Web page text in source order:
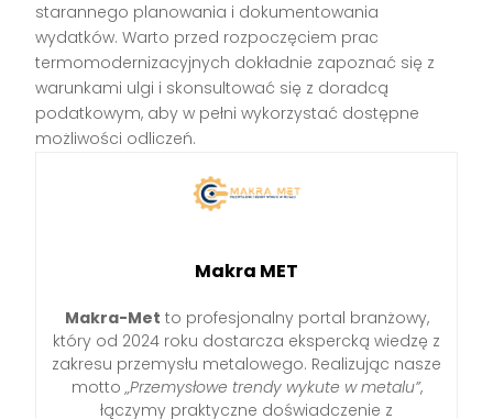
starannego planowania i dokumentowania
wydatków. Warto przed rozpoczęciem prac
termomodernizacyjnych dokładnie zapoznać się z
warunkami ulgi i skonsultować się z doradcą
podatkowym, aby w pełni wykorzystać dostępne
możliwości odliczeń.
Makra MET
Makra-Met to profesjonalny portal branżowy,
który od 2024 roku dostarcza ekspercką wiedzę z
zakresu przemysłu metalowego. Realizując nasze
motto„Przemysłowe trendy wykute w metalu”,
łączymy praktyczne doświadczenie z